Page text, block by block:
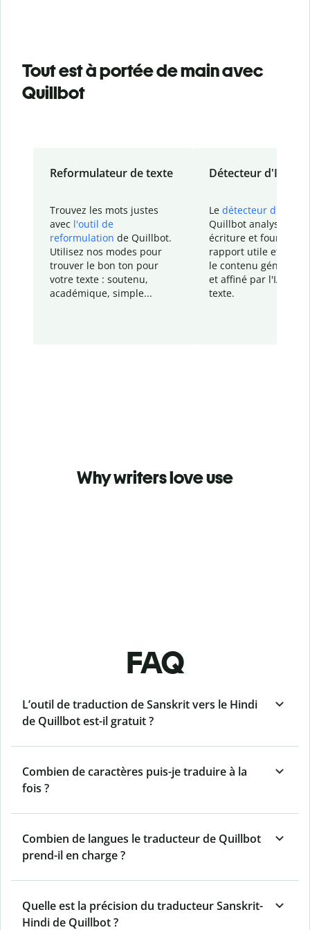
Tout est à portée de main avec
Quillbot
Reformulateur de texte
Trouvez les mots justes
avec l'outil de
reformulation de Quillbot.
Utilisez nos modes pour
trouver le bon ton pour
votre texte : soutenu,
académique, simple...
Détecteur d'IA
Le détecteur d'IA
Quillbot analyse votre
écriture et fournit un
rapport utile et
le contenu généré
et affiné par l'IA
texte.
Why writers love use
FAQ
L’outil de traduction de Sanskrit vers le Hindi
de Quillbot est-il gratuit ?
Combien de caractères puis-je traduire à la
fois ?
Combien de langues le traducteur de Quillbot
prend-il en charge ?
Quelle est la précision du traducteur Sanskrit-
Hindi de Quillbot ?